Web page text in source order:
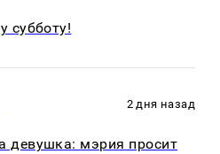
субботу!
2 дня назад
девушка: мэрия просит